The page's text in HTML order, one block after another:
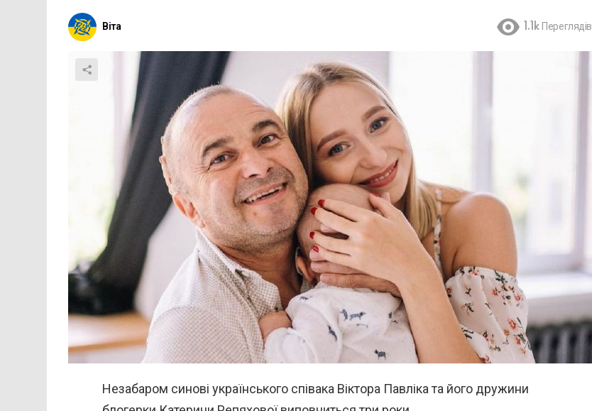
Віта 1.1k Переглядів
Незабаром синові українського співака Віктора Павліка та його дружини